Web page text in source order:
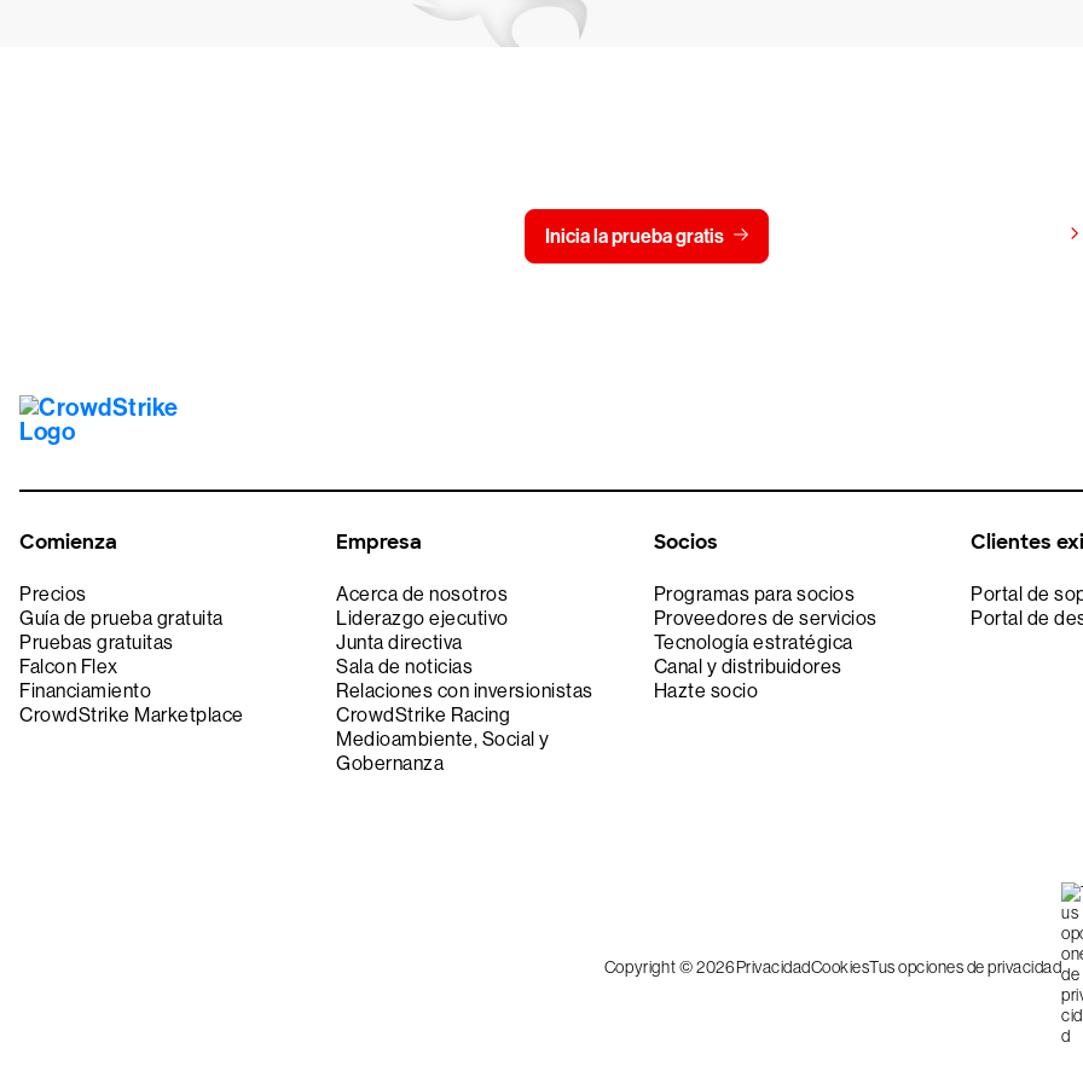
Inicia la prueba gratis
Comienza
Precios
Guía de prueba gratuita
Pruebas gratuitas
Falcon Flex
Financiamiento
CrowdStrike Marketplace
Empresa
Acerca de nosotros
Liderazgo ejecutivo
Junta directiva
Sala de noticias
Relaciones con inversionistas
CrowdStrike Racing
Medioambiente, Social y
Gobernanza
Socios
Programas para socios
Proveedores de servicios
Tecnología estratégica
Canal y distribuidores
Hazte socio
Clientes
Portal de
Portal de
Copyright © 2026PrivacidadCookiesTus opciones de privacidad